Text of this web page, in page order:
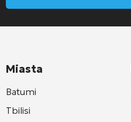
Miasta
Batumi
Tbilisi